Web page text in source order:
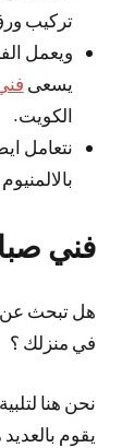
تركيب
ويعمل
يسعى
الكويت.
نتعامل
فني
هل تبحث عن
في منزلك ؟
نحن هنا
يقوم